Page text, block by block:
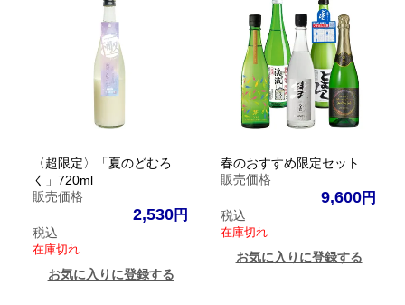
〈超限定〉「夏のどむろ
く」720ml
販売価格
2,530
税込
在庫切れ
お気に入りに登録する
春のおすすめ限定セット
販売価格
9,600
税込
在庫切れ
お気に入りに登録する